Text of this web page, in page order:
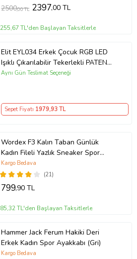
2500,00 TL 2397,00 TL
255,67 TL'den Başlayan Taksitlerle
Elit EYL034 Erkek Çocuk RGB LED
Işıklı Çıkarılabilir Tekerlekli PATEN
Ayakkabı Beyaz - Mavi
Aynı Gün Teslimat Seçeneği
Sepet Fiyatı 1979,93 TL
Wordex F3 Kalın Taban Günlük
Kadın Fileli Yazlık Sneaker Spor
Ayakkabı (Siyah)
(21)
Kargo Bedava
799,90 TL
85,32 TL'den Başlayan Taksitlerle
Hammer Jack Ferum Hakiki Deri
Erkek Kadın Spor Ayakkabı (Gri)
Kargo Bedava